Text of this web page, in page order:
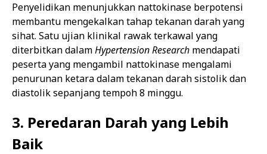
Penyelidikan menunjukkan nattokinase berpotensi
membantu mengekalkan tahap tekanan darah yang
sihat. Satu ujian klinikal rawak terkawal yang
diterbitkan dalamHypertension Research mendapati
peserta yang mengambil nattokinase mengalami
penurunan ketara dalam tekanan darah sistolik dan
diastolik sepanjang tempoh 8 minggu.
3. Peredaran Darah yang Lebih
Baik